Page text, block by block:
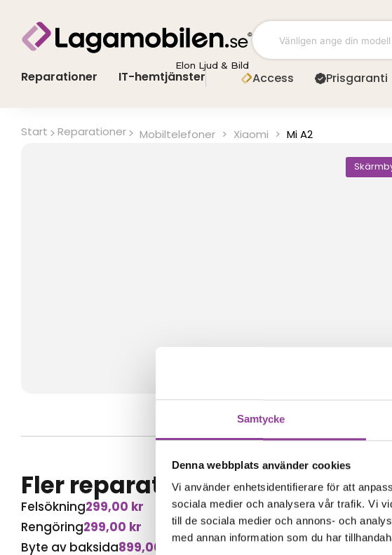
Samtycke
Denna webbplats använder cookies
Vi använder enhetsidentifierare för att
sociala medier och analysera vår trafik. Vi
till de sociala medier och annons- och
med annan information som du har
innehåll
Elon Ljud & Bild
Reparationer IT-hemtjänster Access Prisgaranti
Start Reparationer Mobiltelefoner > Xiaomi > Mi A2
Fler reparationer för samma
Felsökning299,00 kr
Rengöring299,00 kr
Byte av baksida899,00
kr